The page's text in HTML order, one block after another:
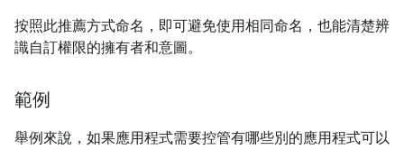
按照此推薦方式命名，即可避免使用相同命名，也能清楚辨
識自訂權限的擁有者和意圖。
範例
舉例來說，如果應用程式需要控管有哪些別的應用程式可以